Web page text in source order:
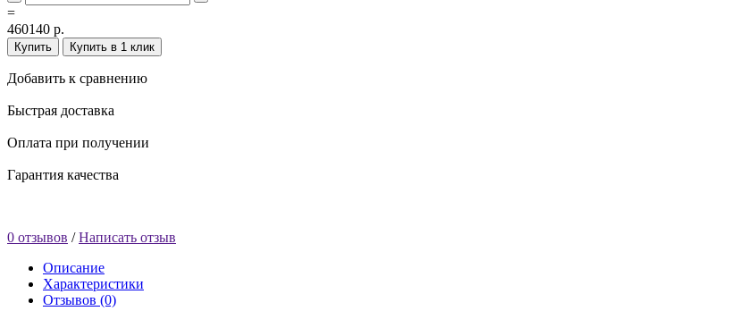
=
460140 р.
Купить Купить в 1 клик
Добавить к сравнению
Быстрая доставка
Оплата при получении
Гарантия качества
0 отзывов /Написать отзыв
Описание
Характеристики
Отзывов (0)